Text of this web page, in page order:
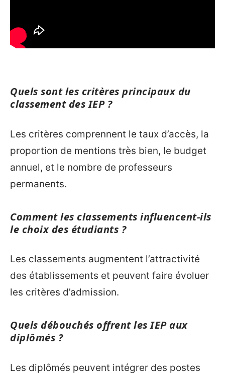
Quels sont les critères principaux du
classement des IEP ?
Les critères comprennent le taux d’accès, la
proportion de mentions très bien, le budget
annuel, et le nombre de professeurs
permanents.
Comment les classements influencent-ils
le choix des étudiants ?
Les classements augmentent l’attractivité
des établissements et peuvent faire évoluer
les critères d’admission.
Quels débouchés offrent les IEP aux
diplômés ?
Les diplômés peuvent intégrer des postes